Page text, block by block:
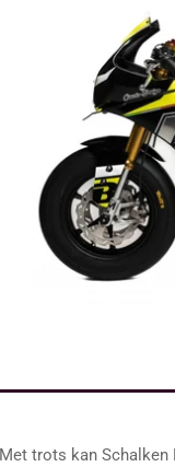
Met trots kan Schalken